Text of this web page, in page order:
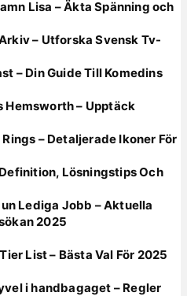
Lisa – Äkta Spänning och
– Utforska Svensk Tv-
– Din Guide Till Komedins
Hemsworth – Upptäck
– Detaljerade Ikoner För
Lösningstips Och
Lediga Jobb – Aktuella
2025
List – Bästa Val För 2025
i handbagaget – Regler